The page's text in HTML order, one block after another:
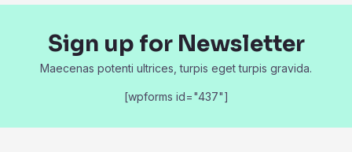
Sign up for Newsletter
Maecenas potenti ultrices, turpis eget turpis gravida.
[wpforms id="437"]